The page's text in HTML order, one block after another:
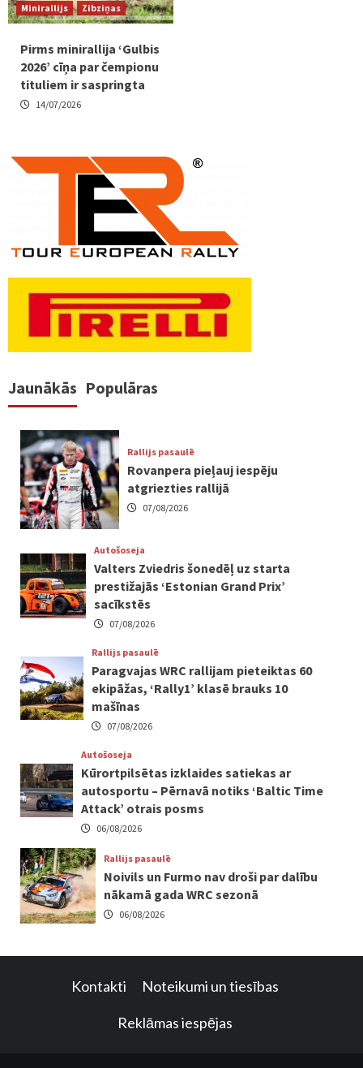
Minirallijs Zibziņas
Pirms minirallija ‘Gulbis
2026’ cīņa par čempionu
tituliem ir saspringta
14/07/2026
Jaunākās Populāras
Rallijs pasaulē
Rovanpera pieļauj iespēju
atgriezties rallijā
07/08/2026
Autošoseja
Valters Zviedris šonedēļ uz starta
prestižajās ‘Estonian Grand Prix’
sacīkstēs
07/08/2026
Rallijs pasaulē
Paragvajas WRC rallijam pieteiktas 60
ekipāžas, ‘Rally1’ klasē brauks 10
mašīnas
07/08/2026
Autošoseja
Kūrortpilsētas izklaides satiekas ar
autosportu – Pērnavā notiks ‘Baltic Time
Attack’ otrais posms
06/08/2026
Rallijs pasaulē
Noivils un Furmo nav droši par dalību
nākamā gada WRC sezonā
06/08/2026
Kontakti Noteikumi un tiesības
Reklāmas iespējas